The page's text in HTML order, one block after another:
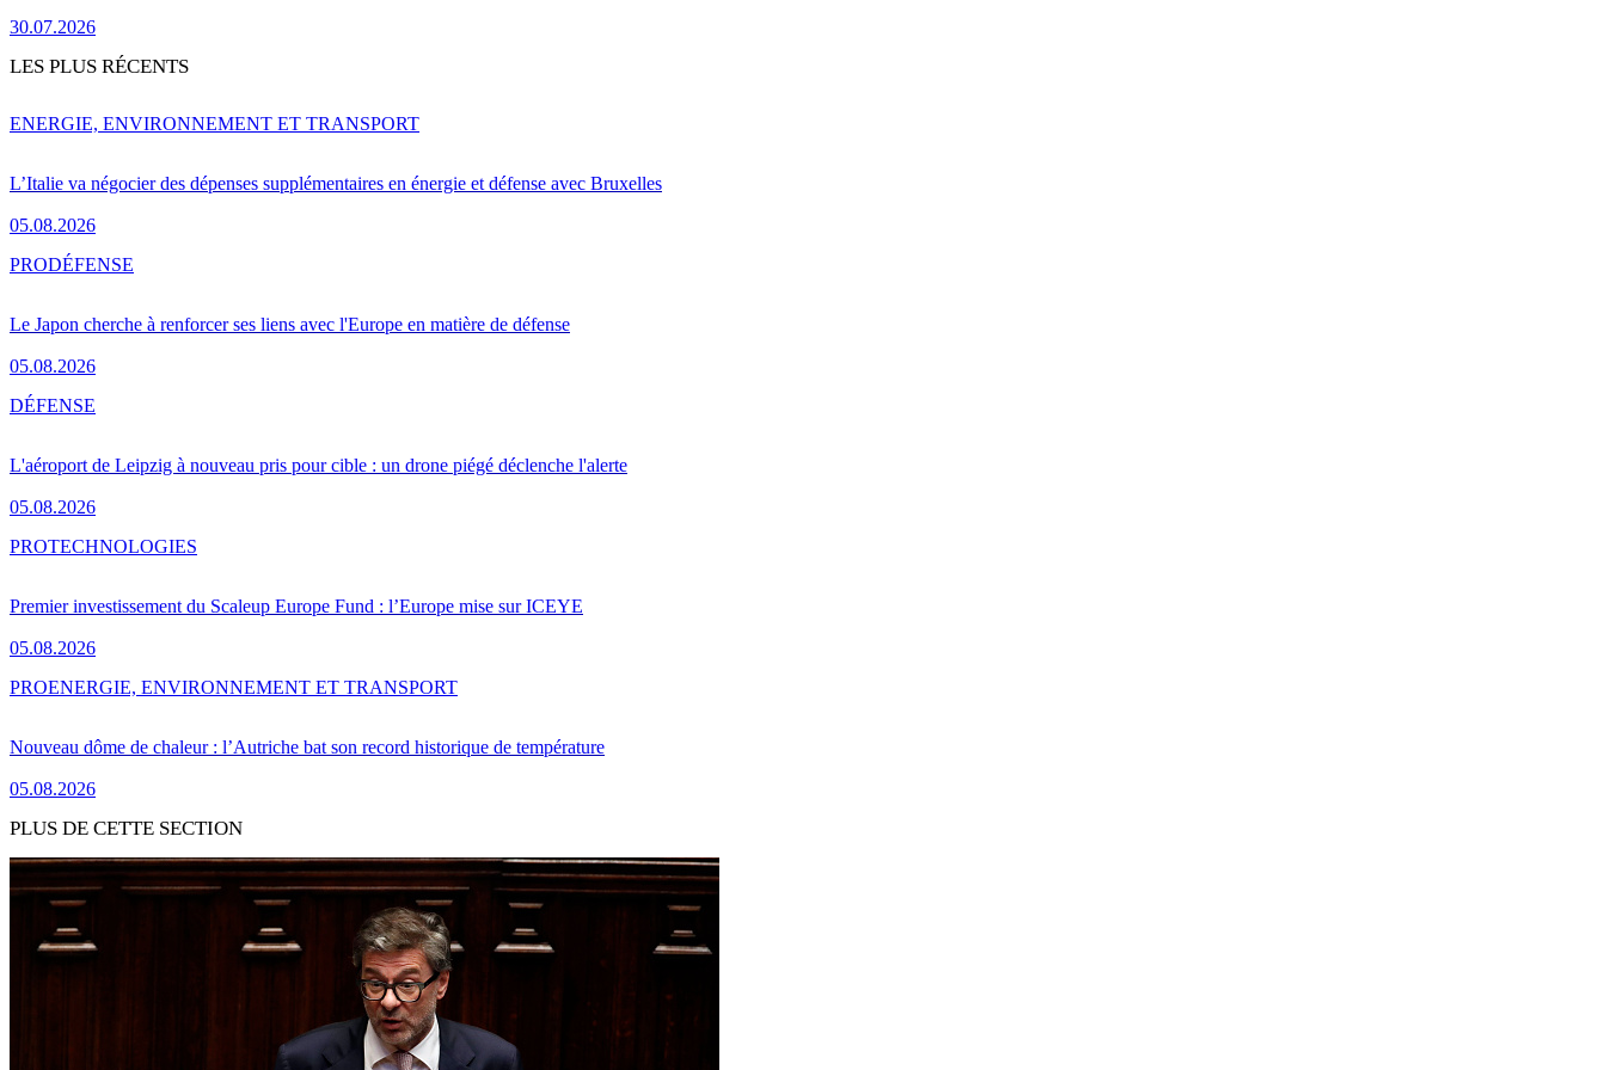
30.07.2026
LES PLUS RÉCENTS
L’Italie va négocier des dépenses supplémentaires en énergie et défense avec Bruxelles
05.08.2026
ENERGIE, ENVIRONNEMENT ET TRANSPORT
Le Japon cherche à renforcer ses liens avec l'Europe en matière de défense
05.08.2026
PRODÉFENSE
L'aéroport de Leipzig à nouveau pris pour cible : un drone piégé déclenche l'alerte
05.08.2026
DÉFENSE
Premier investissement du Scaleup Europe Fund : l’Europe mise sur ICEYE
05.08.2026
PROTECHNOLOGIES
Nouveau dôme de chaleur : l’Autriche bat son record historique de température
05.08.2026
PROENERGIE, ENVIRONNEMENT ET TRANSPORT
PLUS DE CETTE SECTION